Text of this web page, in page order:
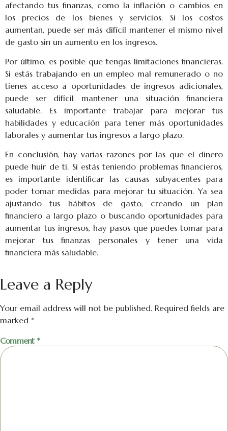
afectando tus finanzas, como la inflación o cambios en
los precios de los bienes y servicios. Si los costos
aumentan, puede ser más difícil mantener el mismo nivel
de gasto sin un aumento en los ingresos.
Por último, es posible que tengas limitaciones financieras.
Si estás trabajando en un empleo mal remunerado o no
tienes acceso a oportunidades de ingresos adicionales,
puede ser difícil mantener una situación financiera
saludable. Es importante trabajar para mejorar tus
habilidades y educación para tener más oportunidades
laborales y aumentar tus ingresos a largo plazo.
En conclusión, hay varias razones por las que el dinero
puede huir de ti. Si estás teniendo problemas financieros,
es importante identificar las causas subyacentes para
poder tomar medidas para mejorar tu situación. Ya sea
ajustando tus hábitos de gasto, creando un plan
financiero a largo plazo o buscando oportunidades para
aumentar tus ingresos, hay pasos que puedes tomar para
mejorar tus finanzas personales y tener una vida
financiera más saludable.
Leave a Reply
Your email address will not be published. Required fields are
marked *
Comment *